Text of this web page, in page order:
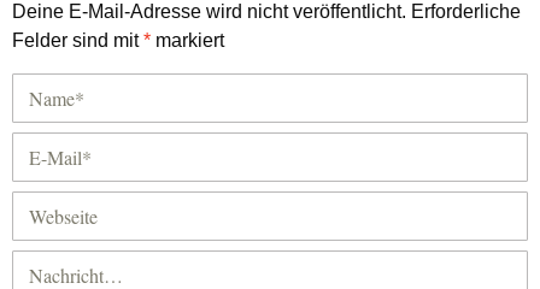
Deine E-Mail-Adresse wird nicht veröffentlicht. Erforderliche
Felder sind mit* markiert